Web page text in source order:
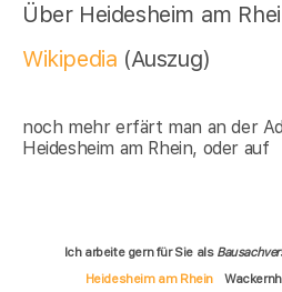
Über Heidesheim am
Wikipedia (Auszug)
noch mehr erfärt man an der
Heidesheim am Rhein, oder auf
Ich arbeite gern für Sie als
Heidesheim am Rhein